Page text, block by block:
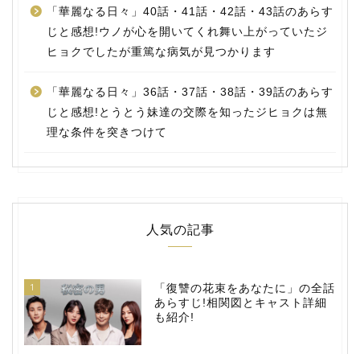
「華麗なる日々」40話・41話・42話・43話のあらす
じと感想!ウノが心を開いてくれ舞い上がっていたジ
ヒョクでしたが重篤な病気が見つかります
「華麗なる日々」36話・37話・38話・39話のあらす
じと感想!とうとう妹達の交際を知ったジヒョクは無
理な条件を突きつけて
人気の記事
1
「復讐の花束をあなたに」の全話
あらすじ!相関図とキャスト詳細
も紹介!